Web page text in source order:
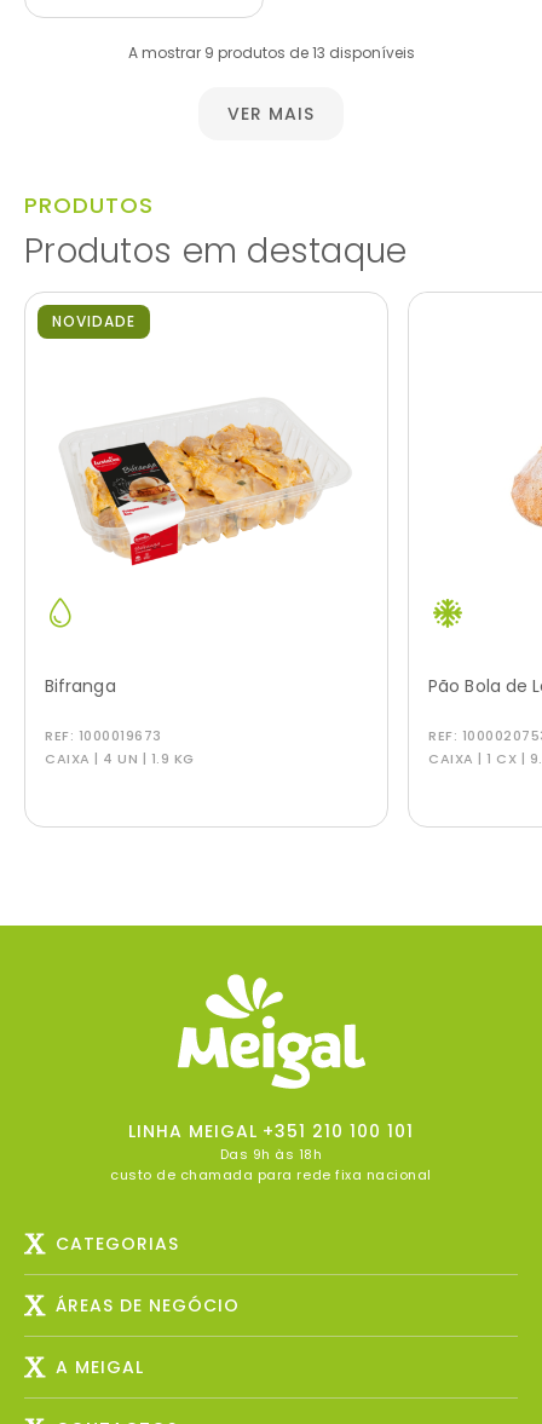
A mostrar 9 produtos de 13 disponíveis
VER MAIS
PRODUTOS
Produtos em destaque
NOVIDADE
Bifranga
REF: 1000019673
CAIXA | 4 UN | 1.9 KG
Pão Bola de
REF:
CAIXA | 1 CX |
LINHA MEIGAL +351 210 100 101
Das 9h às 18h
custo de chamada para rede fixa nacional
CATEGORIAS
ÁREAS DE NEGÓCIO
A MEIGAL